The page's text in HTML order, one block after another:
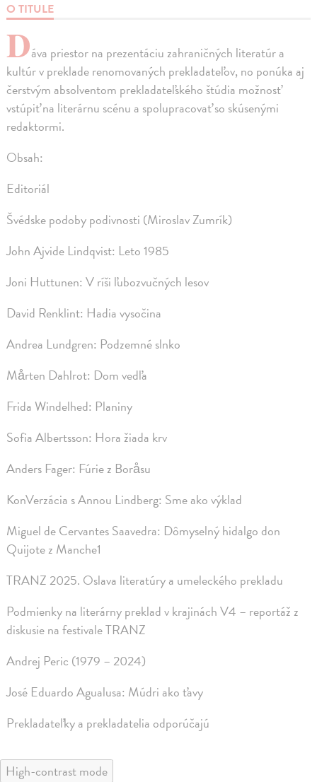
O TITULE
Dáva priestor na prezentáciu zahraničných literatúr a
kultúr v preklade renomovaných prekladateľov, no ponúka aj
čerstvým absolventom prekladateľského štúdia možnosť
vstúpiť na literárnu scénu a spolupracovať so skúsenými
redaktormi.
Obsah:
Editoriál
Švédske podoby podivnosti (Miroslav Zumrík)
John Ajvide Lindqvist: Leto 1985
Joni Huttunen: V ríši ľubozvučných lesov
David Renklint: Hadia vysočina
Andrea Lundgren: Podzemné slnko
Mårten Dahlrot: Dom vedľa
Frida Windelhed: Planiny
Sofia Albertsson: Hora žiada krv
Anders Fager: Fúrie z Boråsu
KonVerzácia s Annou Lindberg: Sme ako výklad
Miguel de Cervantes Saavedra: Dômyselný hidalgo don
Quijote z Manche1
TRANZ 2025. Oslava literatúry a umeleckého prekladu
Podmienky na literárny preklad v krajinách V4 – reportáž z
diskusie na festivale TRANZ
Andrej Peric (1979 – 2024)
José Eduardo Agualusa: Múdri ako ťavy
Prekladateľky a prekladatelia odporúčajú
High-contrast mode